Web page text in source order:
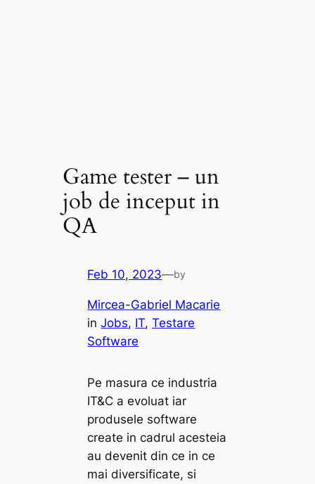
Game tester – un
job de inceput in
QA
Feb 10, 2023—by
Mircea-Gabriel Macarie
inJobs, IT, Testare
Software
Pe masura ce industria
IT&C a evoluat iar
produsele software
create in cadrul acesteia
au devenit din ce in ce
mai diversificate, si